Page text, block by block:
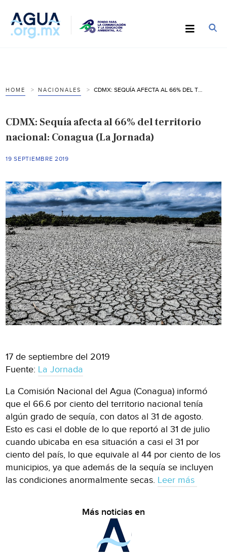
HOME NACIONALES
CDMX: Sequía afecta al 66% del territorio
nacional: Conagua (La Jornada)
19 SEPTIEMBRE 2019
17 de septiembre del 2019
Fuente: La Jornada
La Comisión Nacional del Agua (Conagua) informó
que el 66.6 por ciento del territorio nacional tenía
algún grado de sequía, con datos al 31 de agosto.
Esto es casi el doble de lo que reportó al 31 de julio
cuando ubicaba en esa situación a casi el 31 por
ciento del país, lo que equivale al 44 por ciento de los
municipios, ya que además de la sequía se incluyen
las condiciones anormalmente secas. Leer más
Más noticias en